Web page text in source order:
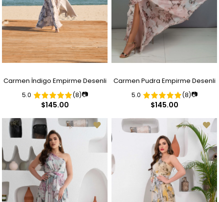
Carmen İndigo Empirme Desenli
Tek Kol Yırtmaçlı Uzun Abiye
Elbise
5.0 (8)📷
$145.00
Carmen Pudra Empirme Desenli
Tek Kol Yırtmaçlı Uzun Abiye
Elbise
5.0 (8)📷
$145.00